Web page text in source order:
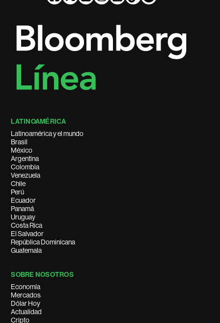
LATINOAMÉRICA
Latinoamérica y el mundo
Brasil
México
Argentina
Colombia
Venezuela
Chile
Perú
Ecuador
Panamá
Uruguay
Costa Rica
El Salvador
República Dominicana
Guatemala
SOBRE NOSOTROS
Economía
Mercados
Dólar Hoy
Actualidad
Cripto